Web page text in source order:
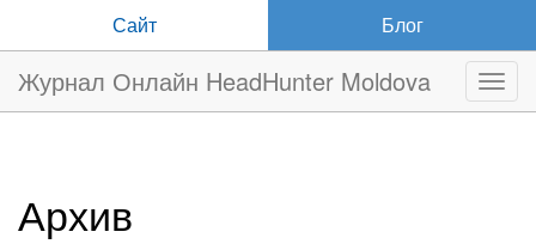
Сайт Блог
Журнал Онлайн HeadHunter Moldova
Архив